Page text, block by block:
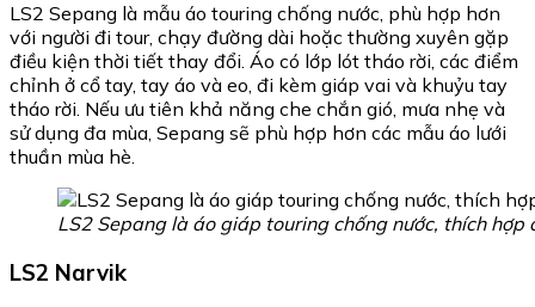
LS2 Sepang là mẫu áo touring chống nước, phù hợp hơn
với người đi tour, chạy đường dài hoặc thường xuyên gặp
điều kiện thời tiết thay đổi. Áo có lớp lót tháo rời, các điểm
chỉnh ở cổ tay, tay áo và eo, đi kèm giáp vai và khuỷu tay
tháo rời. Nếu ưu tiên khả năng che chắn gió, mưa nhẹ và
sử dụng đa mùa, Sepang sẽ phù hợp hơn các mẫu áo lưới
thuần mùa hè.
LS2 Sepang là áo giáp touring chống nước, thích hợp
LS2 Narvik